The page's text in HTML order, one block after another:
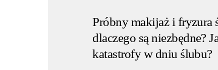
Próbny makijaż i fryzura
dlaczego są niezbędne?
katastrofy w dniu ślubu?